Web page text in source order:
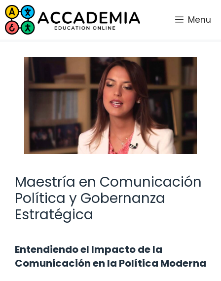
Saltar
al
contenido
Menu
Maestría en Comunicación
Política y Gobernanza
Estratégica
Entendiendo el Impacto de la
Comunicación en la Política Moderna